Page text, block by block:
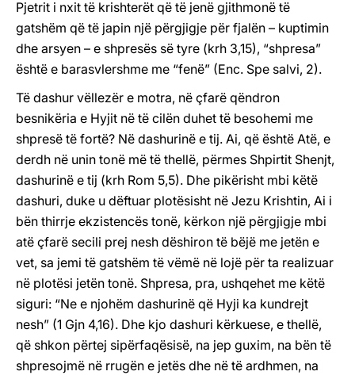
Pjetrit i nxit të krishterët që të jenë gjithmonë të
gatshëm që të japin një përgjigje për fjalën – kuptimin
dhe arsyen – e shpresës së tyre (krh 3,15), “shpresa”
është e barasvlershme me “fenë” (Enc. Spe salvi, 2).
Të dashur vëllezër e motra, në çfarë qëndron
besnikëria e Hyjit në të cilën duhet të besohemi me
shpresë të fortë? Në dashurinë e tij. Ai, që është Atë, e
derdh në unin tonë më të thellë, përmes Shpirtit Shenjt,
dashurinë e tij (krh Rom 5,5). Dhe pikërisht mbi këtë
dashuri, duke u dëftuar plotësisht në Jezu Krishtin, Ai i
bën thirrje ekzistencës tonë, kërkon një përgjigje mbi
atë çfarë secili prej nesh dëshiron të bëjë me jetën e
vet, sa jemi të gatshëm të vëmë në lojë për ta realizuar
në plotësi jetën tonë. Shpresa, pra, ushqehet me këtë
siguri: “Ne e njohëm dashurinë që Hyji ka kundrejt
nesh” (1 Gjn 4,16). Dhe kjo dashuri kërkuese, e thellë,
që shkon përtej sipërfaqësisë, na jep guxim, na bën të
shpresojmë në rrugën e jetës dhe në të ardhmen, na